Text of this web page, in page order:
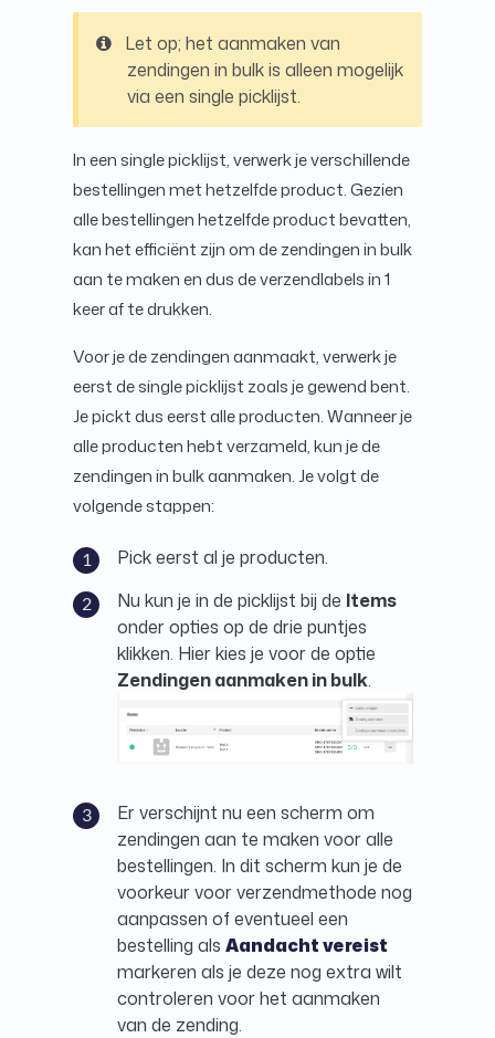
Let op; het aanmaken van
zendingen in bulk is alleen mogelijk
via een single picklijst.
In een single picklijst, verwerk je verschillende
bestellingen met hetzelfde product. Gezien
alle bestellingen hetzelfde product bevatten,
kan het efficiënt zijn om de zendingen in bulk
aan te maken en dus de verzendlabels in 1
keer af te drukken.
Voor je de zendingen aanmaakt, verwerk je
eerst de single picklijst zoals je gewend bent.
Je pickt dus eerst alle producten. Wanneer je
alle producten hebt verzameld, kun je de
zendingen in bulk aanmaken. Je volgt de
volgende stappen:
Pick eerst al je producten.
Nu kun je in de picklijst bij de Items
onder opties op de drie puntjes
klikken. Hier kies je voor de optie
Zendingen aanmaken in bulk.
Er verschijnt nu een scherm om
zendingen aan te maken voor alle
bestellingen. In dit scherm kun je de
voorkeur voor verzendmethode nog
aanpassen of eventueel een
bestelling als Aandacht vereist
markeren als je deze nog extra wilt
controleren voor het aanmaken
van de zending.